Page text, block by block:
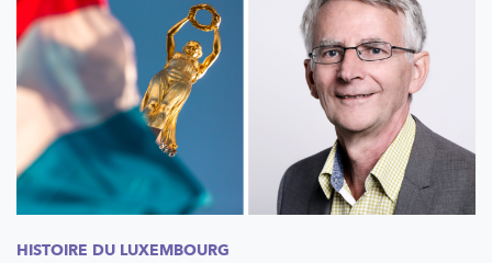
HISTOIRE DU LUXEMBOURG